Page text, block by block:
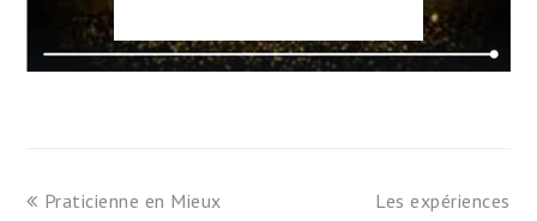
previous
Praticienne en Mieux
next
Les expériences